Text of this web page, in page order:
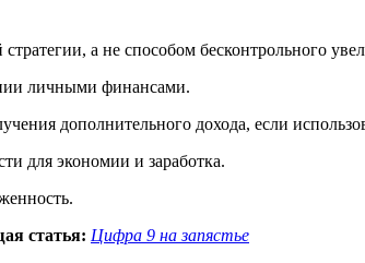
а не способом бесконтрольного
личными финансами.
дополнительного дохода, если
для экономии и заработка.
статья: Цифра 9 на запястье